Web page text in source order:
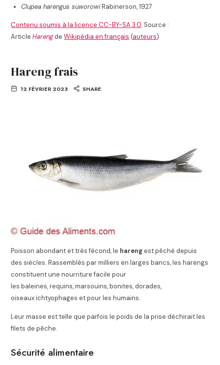
Clupea harengus suworowiRabinerson, 1927
Contenu soumis à la licence CC-BY-SA 3.0. Source :
ArticleHarengdeWikipédia en français (auteurs)
Hareng frais
12 FÉVRIER 2023 SHARE
Poisson abondant et très fécond, le harengest pêché depuis
des siècles. Rassemblés par milliers en larges bancs, les harengs
constituent une nourriture facile pour
les baleines, requins, marsouins, bonites, dorades,
oiseaux ichtyophages et pour les humains.
Leur masse est telle que parfois le poids de la prise déchirait les
filets de pêche.
Sécurité alimentaire